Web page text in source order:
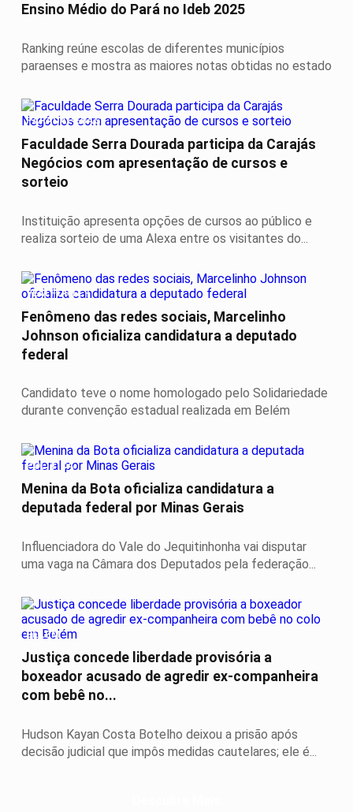
Ensino Médio do Pará no Ideb 2025
Ranking reúne escolas de diferentes municípios
paraenses e mostra as maiores notas obtidas no estado
PARAUAPEBAS
Faculdade Serra Dourada participa da Carajás
Negócios com apresentação de cursos e
sorteio
Instituição apresenta opções de cursos ao público e
realiza sorteio de uma Alexa entre os visitantes do...
VEM FORTE?
Fenômeno das redes sociais, Marcelinho
Johnson oficializa candidatura a deputado
federal
Candidato teve o nome homologado pelo Solidariedade
durante convenção estadual realizada em Belém
POLÍTICA
Menina da Bota oficializa candidatura a
deputada federal por Minas Gerais
Influenciadora do Vale do Jequitinhonha vai disputar
uma vaga na Câmara dos Deputados pela federação...
BELÉM
Justiça concede liberdade provisória a
boxeador acusado de agredir ex-companheira
com bebê no...
Hudson Kayan Costa Botelho deixou a prisão após
decisão judicial que impôs medidas cautelares; ele é...